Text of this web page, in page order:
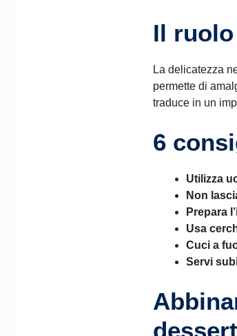
Il
La delicatezza
permette di
traduce in un
6
Utilizza
Non
Prepara
Usa
Cuci a
Servi